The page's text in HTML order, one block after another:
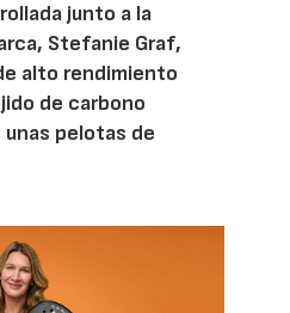
junto a la
Stefanie Graf,
alto rendimiento
de carbono
unas pelotas de